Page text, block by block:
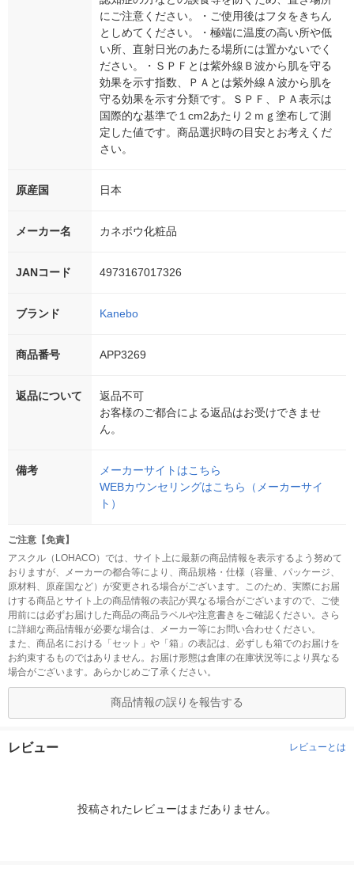
にご注意ください。・ご使用後はフタをきちん
としめてください。・極端に温度の高い所や低
い所、直射日光のあたる場所には置かないでく
ださい。・ＳＰＦとは紫外線Ｂ波から肌を守る
効果を示す指数、ＰＡとは紫外線Ａ波から肌を
守る効果を示す分類です。ＳＰＦ、ＰＡ表示は
国際的な基準で１cm2あたり２ｍｇ塗布して測
定した値です。商品選択時の目安とお考えくだ
さい。
原産国 日本
メーカー名 カネボウ化粧品
JANコード 4973167017326
ブランド Kanebo
商品番号 APP3269
返品について
返品不可
お客様のご都合による返品はお受けできませ
ん。
備考
メーカーサイトはこちら
WEBカウンセリングはこちら（メーカーサイ
ト）
ご注意【免責】
アスクル（LOHACO）では、サイト上に最新の商品情報を表示するよう努めて
おりますが、メーカーの都合等により、商品規格・仕様（容量、パッケージ、
原材料、原産国など）が変更される場合がございます。このため、実際にお届
けする商品とサイト上の商品情報の表記が異なる場合がございますので、ご使
用前には必ずお届けした商品の商品ラベルや注意書きをご確認ください。さら
に詳細な商品情報が必要な場合は、メーカー等にお問い合わせください。
また、商品名における「セット」や「箱」の表記は、必ずしも箱でのお届けを
お約束するものではありません。お届け形態は倉庫の在庫状況等により異なる
場合がございます。あらかじめご了承ください。
商品情報の誤りを報告する
レビュー レビューとは
投稿されたレビューはまだありません。